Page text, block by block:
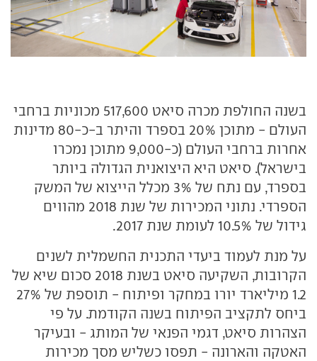
בשנה החולפת מכרה סיאט 517,600 מכוניות ברחבי
העולם - מתוכן 20% בספרד והיתר ב-כ-80 מדינות
אחרות ברחבי העולם (כ-9,000 מתוכן נמכרו
בישראל). סיאט היא היצואנית הגדולה ביותר
בספרד, עם נתח של 3% מכלל הייצוא של המשק
הספרדי. נתוני המכירות של שנת 2018 מהווים
גידול של 10.5% לעומת שנת 2017.
על מנת לעמוד ביעדי התכנית החשמלית לשנים
הקרובות, השקיעה סיאט בשנת 2018 סכום שיא של
1.2 מיליארד יורו במחקר ופיתוח - תוספת של 27%
ביחס לתקציב הפיתוח בשנה הקודמת. על פי
הצהרות סיאט, דגמי הפנאי של המותג - ובעיקר
האטקה והארונה - תפסו כשליש מסך מכירות